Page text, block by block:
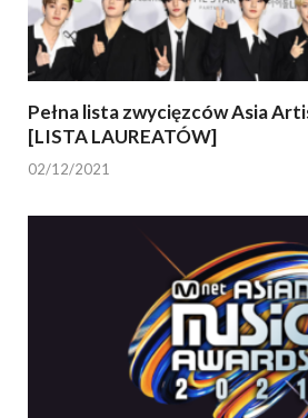
Pełna lista zwycięzców Asia
[LISTA LAUREATÓW]
02/12/2021